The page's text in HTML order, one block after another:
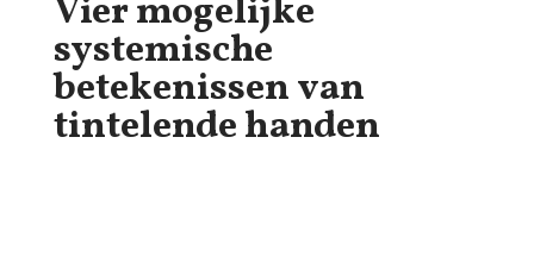
Vier mogelijke
systemische
betekenissen van
tintelende handen